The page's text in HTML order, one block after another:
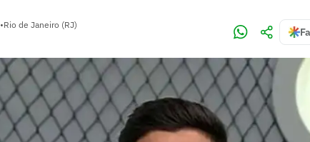
•Rio de Janeiro (RJ)